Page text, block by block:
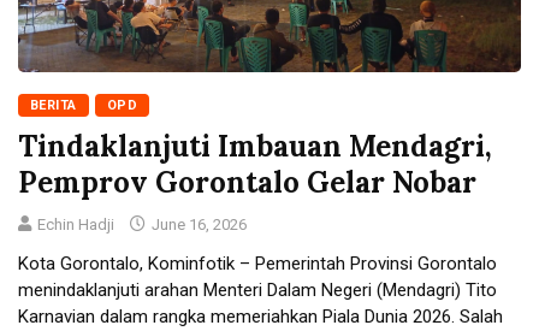
BERITA OPD
Tindaklanjuti Imbauan Mendagri,
Pemprov Gorontalo Gelar Nobar
Echin Hadji June 16, 2026
Kota Gorontalo, Kominfotik – Pemerintah Provinsi Gorontalo
menindaklanjuti arahan Menteri Dalam Negeri (Mendagri) Tito
Karnavian dalam rangka memeriahkan Piala Dunia 2026. Salah